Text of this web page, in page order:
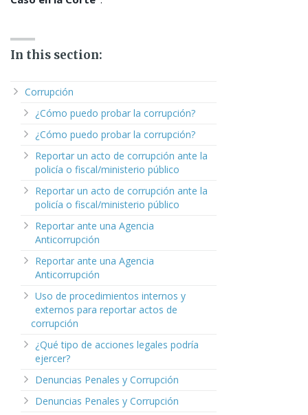
In this section:
Corrupción
¿Cómo puedo probar la corrupción?
¿Cómo puedo probar la corrupción?
Reportar un acto de corrupción ante la
policía o fiscal/ministerio público
Reportar un acto de corrupción ante la
policía o fiscal/ministerio público
Reportar ante una Agencia
Anticorrupción
Reportar ante una Agencia
Anticorrupción
Uso de procedimientos internos y
externos para reportar actos de
corrupción
¿Qué tipo de acciones legales podría
ejercer?
Denuncias Penales y Corrupción
Denuncias Penales y Corrupción